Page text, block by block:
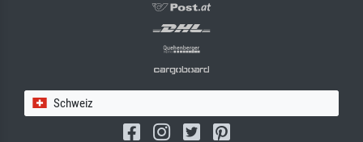
Schweiz